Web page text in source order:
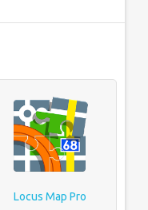
Locus Map Pro